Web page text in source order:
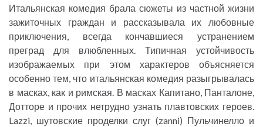
Итальянская комедия брала сюжеты из частной жизни
зажиточных граждан и рассказывала их любовные
приключения, всегда кончавшиеся устранением
преград для влюбленных. Типичная устойчивость
изображаемых при этом характеров объясняется
особенно тем, что итальянская комедия разыгрывалась
в масках, как и римская. В масках Капитано, Панталоне,
Дотторе и прочих нетрудно узнать плавтовских героев.
Lazzi, шутовские проделки слуг (zanni) Пульчинелло и